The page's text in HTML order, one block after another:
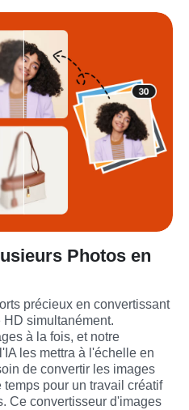
Photos en
précieux en convertissant
simultanément.
à la fois, et notre
les mettra à l'échelle en
de convertir les images
pour un travail créatif
Ce convertisseur d'images